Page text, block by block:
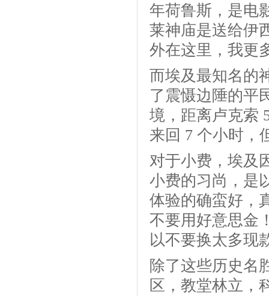
年荷鲁斯，是电
莱神庙是送给伊
外在这里，我更
而埃及最知名的
了震慑边陲的平
境，距离卢克索
来回 7 个小时，
对于小费，埃及
小费的习尚，是
体验的确蛮好，
不要用好意思金
以不要换太多现
除了这些历史名
区，教堂林立，